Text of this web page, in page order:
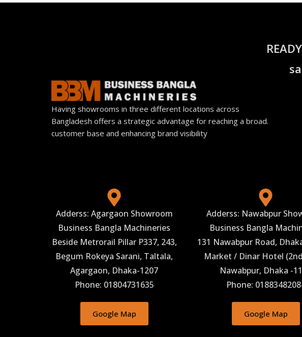
Having showrooms in three different locations across
Bangladesh offers a strategic advantage for reaching a broad.
customer base and enhancing brand visibility
Adderss: Agargaon Showroom
Business Bangla Machineries
Beside Metrorail Pillar P337, 243,
Begum Rokeya Sarani, Taltala,
Agargaon, Dhaka-1207
Phone: 01804731635
Google Map
Adderss: Nawabpur
Business Bangla
131 Nawabpur Road,
Market / Dinar Hotel
Nawabpur, Dhaka -
Phone:
Google Map